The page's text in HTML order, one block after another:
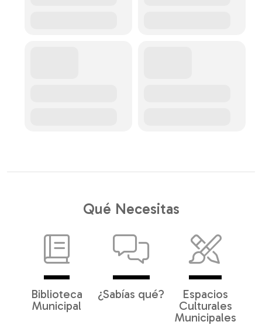
Qué Necesitas
Biblioteca
Municipal
¿Sabías qué?
Espacios
Culturales
Municipales